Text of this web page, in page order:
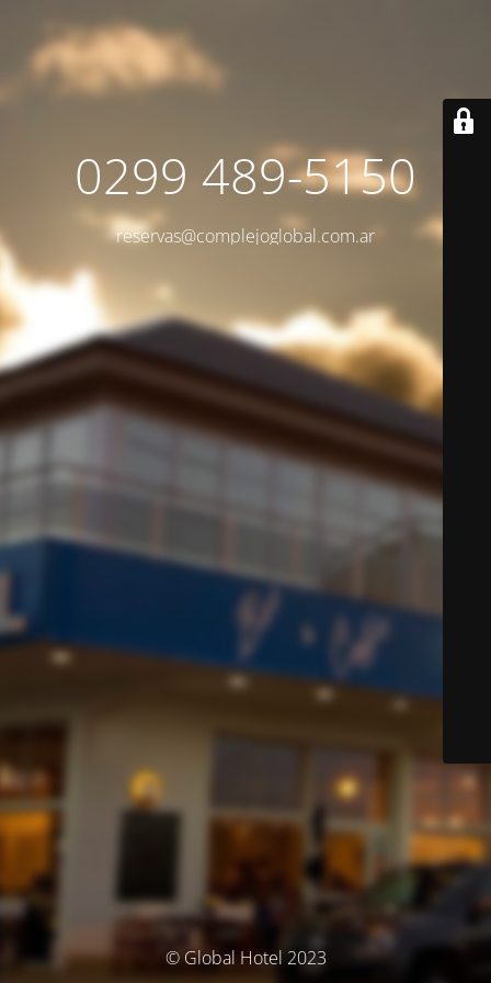
0299 489-5150
reservas@complejoglobal.com.ar
© Global Hotel 2023